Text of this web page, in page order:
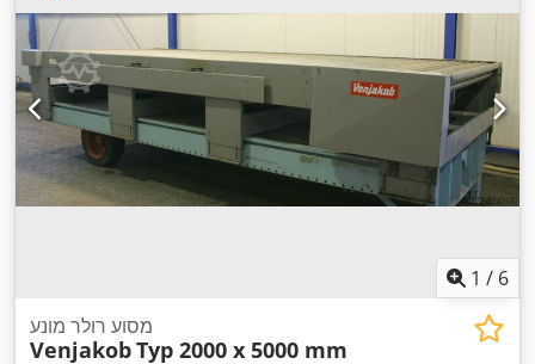
1 / 6
מסוע רולר מונע
VenjakobTyp 2000 x 5000 mm